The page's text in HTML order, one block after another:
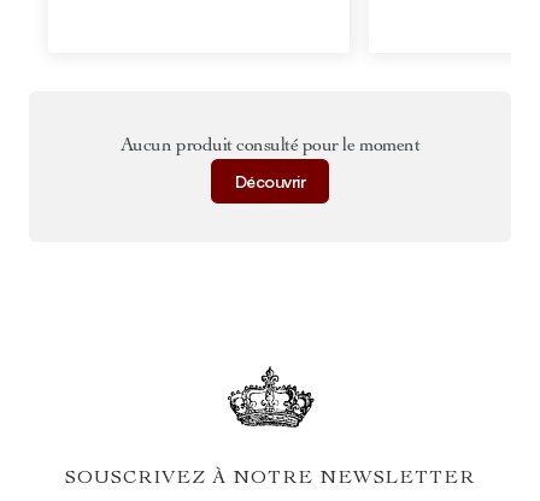
Aucun produit consulté pour le moment
Découvrir
SOUSCRIVEZ À NOTRE NEWSLETTER